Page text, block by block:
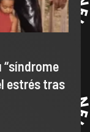
“síndrome
estrés tras